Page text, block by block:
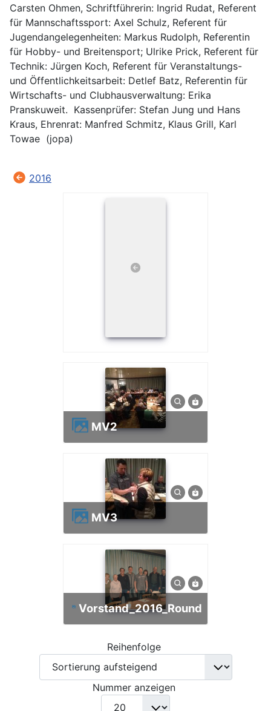
Carsten Ohmen, Schriftführerin: Ingrid Rudat, Referent
für Mannschaftssport: Axel Schulz, Referent für
Jugendangelegenheiten: Markus Rudolph, Referentin
für Hobby- und Breitensport; Ulrike Prick, Referent für
Technik: Jürgen Koch, Referent für Veranstaltungs-
und Öffentlichkeitsarbeit: Detlef Batz, Referentin für
Wirtschafts- und Clubhausverwaltung: Erika
Pranskuweit. Kassenprüfer: Stefan Jung und Hans
Kraus, Ehrenrat: Manfred Schmitz, Klaus Grill, Karl
Towae (jopa)
2016
MV2
MV3
Vorstand_2016_Round
Reihenfolge
Nummer anzeigen